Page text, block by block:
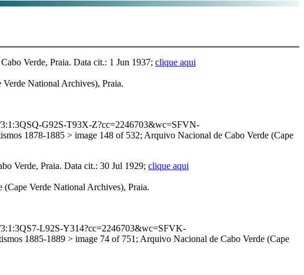
Verde, Praia. Data cit.: 1 Jun 1937; clique aqui
National Archives), Praia.
3:1:3QSQ-G92S-T93X-Z?cc=2246703&wc=SFVN-
1878-1885 > image 148 of 532; Arquivo Nacional de Cabo Verde (Cape
Verde, Praia. Data cit.: 30 Jul 1929; clique aqui
Verde National Archives), Praia.
3:1:3QS7-L92S-Y314?cc=2246703&wc=SFVK-
1885-1889 > image 74 of 751; Arquivo Nacional de Cabo Verde (Cape